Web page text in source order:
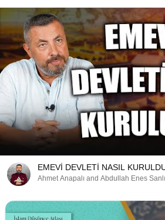
EMEVİ DEVLETİ NASIL
Ahmet Anapalı and Abdullah Enes Sanlı